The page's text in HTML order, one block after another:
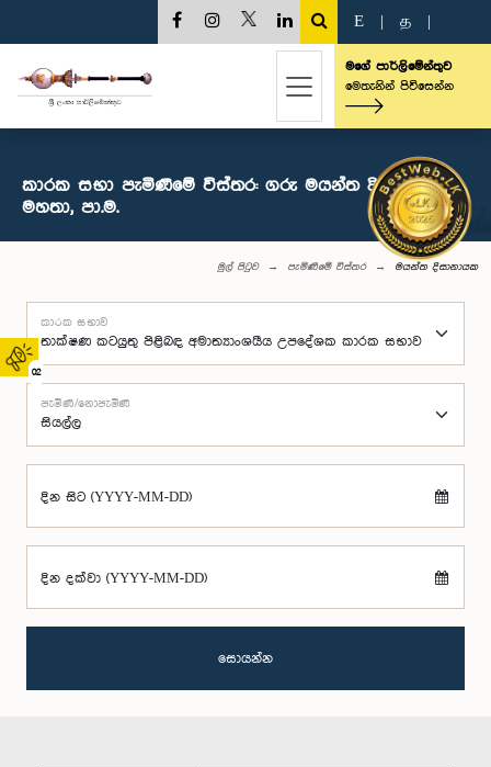
02
E த
මගේ පාර්ලිමේන්තුව
මෙතැනින් පිවිසෙන්න
කාරක සභා පැමිණීමේ විස්තර: ගරු මයන්ත දිසානායක
මහතා, පා.ම.
මුල් පිටුව පැමිණීමේ විස්තර මයන්ත දිසානායක
කාරක සභාව
පැමිණි/නොපැමිණි
දින සිට (YYYY-MM-DD)
දින දක්වා (YYYY-MM-DD)
සොයන්න